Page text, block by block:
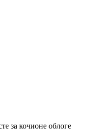
за кочионе облоге